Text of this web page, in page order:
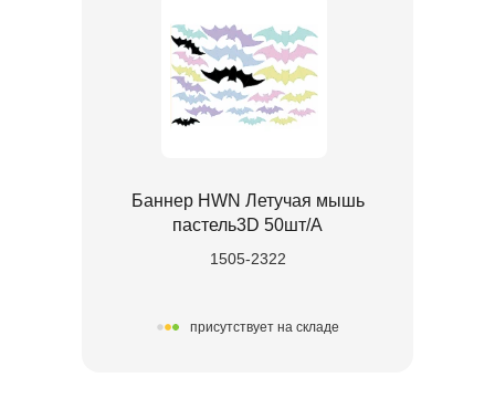
Баннер HWN Летучая мышь
пастель3D 50шт/А
1505-2322
присутствует на складе